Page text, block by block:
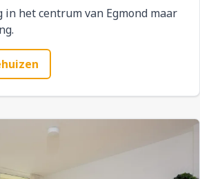
in het centrum van Egmond maar